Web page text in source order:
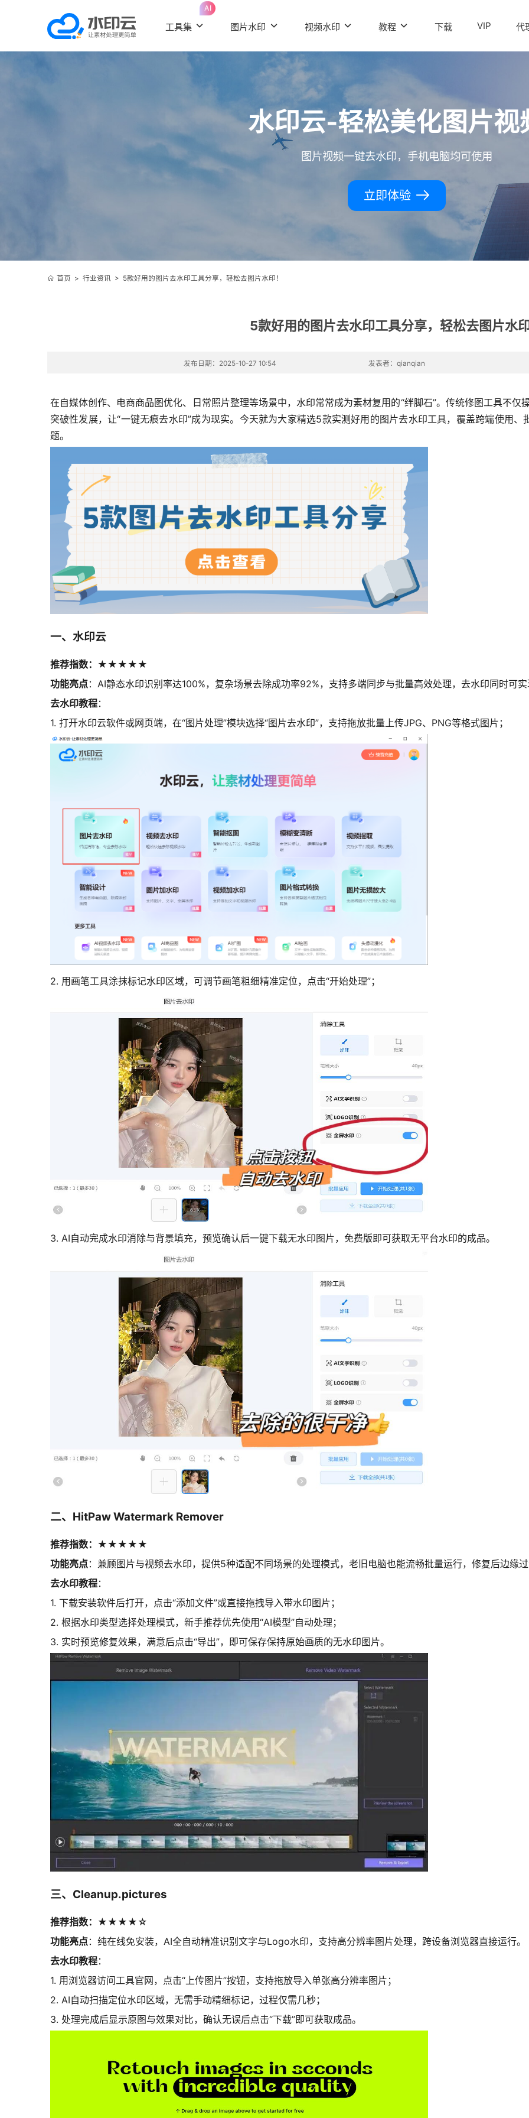
工具集
AI
图片水印 视频水印 教程 下载 VIP 代
水印云-轻松美化图片视
图片视频一键去水印，手机电脑均可使用
立即体验
首页 > 行业资讯> 5款好用的图片去水印工具分享，轻松去图片水印！
5款好用的图片去水印工具分享，轻松去图片水
发布日期：2025-10-27 10:54 发表者：qianqian
在自媒体创作、电商商品图优化、日常照片整理等场景中，水印常常成为素材复用的“绊脚石”。传统修图工具不
突破性发展，让“一键无痕去水印”成为现实。今天就为大家精选5款实测好用的图片去水印工具，覆盖跨端使用
题。
一、水印云
推荐指数：★★★★★
功能亮点：AI静态水印识别率达100%，复杂场景去除成功率92%，支持多端同步与批量高效处理，去水印同时可
去水印教程：
1. 打开水印云软件或网页端，在“图片处理”模块选择“图片去水印”，支持拖放批量上传JPG、PNG等格式图片；
2. 用画笔工具涂抹标记水印区域，可调节画笔粗细精准定位，点击“开始处理”；
3. AI自动完成水印消除与背景填充，预览确认后一键下载无水印图片，免费版即可获取无平台水印的成品。
二、HitPaw Watermark Remover
推荐指数：★★★★★
功能亮点：兼顾图片与视频去水印，提供5种适配不同场景的处理模式，老旧电脑也能流畅批量运行，修复后边缘
去水印教程：
1. 下载安装软件后打开，点击“添加文件”或直接拖拽导入带水印图片；
2. 根据水印类型选择处理模式，新手推荐优先使用“AI模型”自动处理；
3. 实时预览修复效果，满意后点击“导出”，即可保存保持原始画质的无水印图片。
三、Cleanup.pictures
推荐指数：★★★★☆
功能亮点：纯在线免安装，AI全自动精准识别文字与Logo水印，支持高分辨率图片处理，跨设备浏览器直接运行。
去水印教程：
1. 用浏览器访问工具官网，点击“上传图片”按钮，支持拖放导入单张高分辨率图片；
2. AI自动扫描定位水印区域，无需手动精细标记，过程仅需几秒；
3. 处理完成后显示原图与效果对比，确认无误后点击“下载”即可获取成品。